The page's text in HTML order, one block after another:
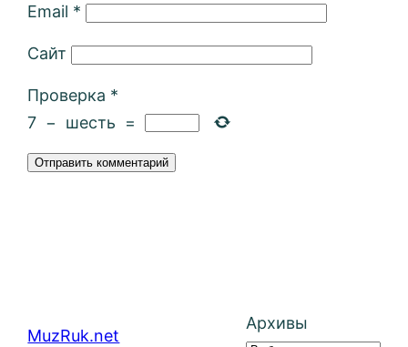
Email *
Сайт
Проверка *
7 − шесть =
MuzRuk.net
Архивы